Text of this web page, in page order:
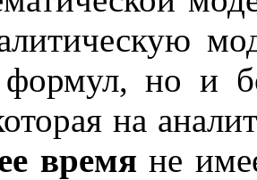
но и
на
время не